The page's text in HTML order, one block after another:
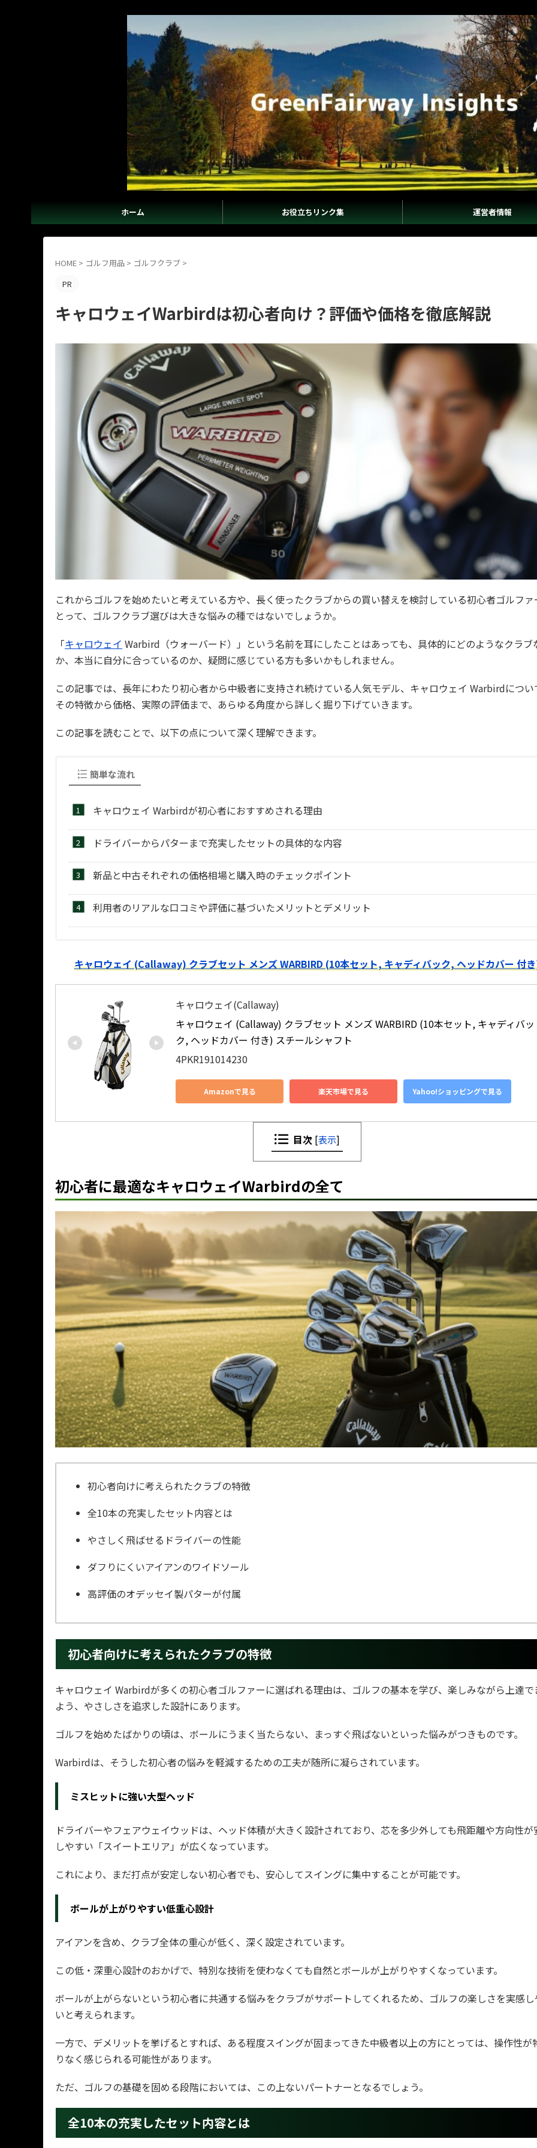
ホーム お役立ちリンク集 運営者情報
HOME > ゴルフ用品 > ゴルフクラブ >
PR
キャロウェイWarbirdは初心者向け？評価や価格を徹底解説
これからゴルフを始めたいと考えている方や、長く使ったクラブからの買い替えを検討している初心者ゴルファ
とって、ゴルフクラブ選びは大きな悩みの種ではないでしょうか。
「キャロウェイ Warbird（ウォーバード）」という名前を耳にしたことはあっても、具体的にどのようなクラブ
か、本当に自分に合っているのか、疑問に感じている方も多いかもしれません。
この記事では、長年にわたり初心者から中級者に支持され続けている人気モデル、キャロウェイ Warbirdについ
その特徴から価格、実際の評価まで、あらゆる角度から詳しく掘り下げていきます。
この記事を読むことで、以下の点について深く理解できます。
簡単な流れ
キャロウェイ Warbirdが初心者におすすめされる理由
ドライバーからパターまで充実したセットの具体的な内容
新品と中古それぞれの価格相場と購入時のチェックポイント
利用者のリアルな口コミや評価に基づいたメリットとデメリット
キャロウェイ (Callaway) クラブセット メンズ WARBIRD (10本セット, キャディバック, ヘッドカバー 付
キャロウェイ(Callaway)
キャロウェイ (Callaway) クラブセット メンズ WARBIRD (10本セット, キャディバッ
ク, ヘッドカバー 付き) スチールシャフト
4PKR191014230
Amazonで見る 楽天市場で見る Yahoo!ショッピングで見る
目次 [表示]
初心者に最適なキャロウェイWarbirdの全て
初心者向けに考えられたクラブの特徴
全10本の充実したセット内容とは
やさしく飛ばせるドライバーの性能
ダフりにくいアイアンのワイドソール
高評価のオデッセイ製パターが付属
初心者向けに考えられたクラブの特徴
キャロウェイ Warbirdが多くの初心者ゴルファーに選ばれる理由は、ゴルフの基本を学び、楽しみながら上達で
よう、やさしさを追求した設計にあります。
ゴルフを始めたばかりの頃は、ボールにうまく当たらない、まっすぐ飛ばないといった悩みがつきものです。
Warbirdは、そうした初心者の悩みを軽減するための工夫が随所に凝らされています。
ミスヒットに強い大型ヘッド
ドライバーやフェアウェイウッドは、ヘッド体積が大きく設計されており、芯を多少外しても飛距離や方向性が
しやすい「スイートエリア」が広くなっています。
これにより、まだ打点が安定しない初心者でも、安心してスイングに集中することが可能です。
ボールが上がりやすい低重心設計
アイアンを含め、クラブ全体の重心が低く、深く設定されています。
この低・深重心設計のおかげで、特別な技術を使わなくても自然とボールが上がりやすくなっています。
ボールが上がらないという初心者に共通する悩みをクラブがサポートしてくれるため、ゴルフの楽しさを実感
いと考えられます。
一方で、デメリットを挙げるとすれば、ある程度スイングが固まってきた中級者以上の方にとっては、操作性が
りなく感じられる可能性があります。
ただ、ゴルフの基礎を固める段階においては、この上ないパートナーとなるでしょう。
全10本の充実したセット内容とは